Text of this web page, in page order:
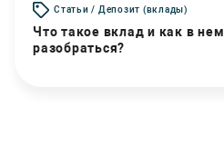
Статьи / Депозит (вклады)
Что такое вклад и как в нем
разобраться?